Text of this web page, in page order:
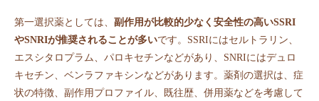
第一選択薬としては、 副作用が比較的少なく安全性の高いSSRI
やSNRIが推奨されることが多いです。SSRIにはセルトラリン、
エスシタロプラム、パロキセチンなどがあり、SNRIにはデュロ
キセチン、ベンラファキシンなどがあります。薬剤の選択は、症
状の特徴、副作用プロファイル、既往歴、併用薬などを考慮して